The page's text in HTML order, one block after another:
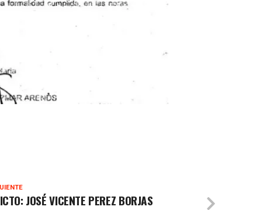
JOSÉ VICENTE PEREZ BORJAS